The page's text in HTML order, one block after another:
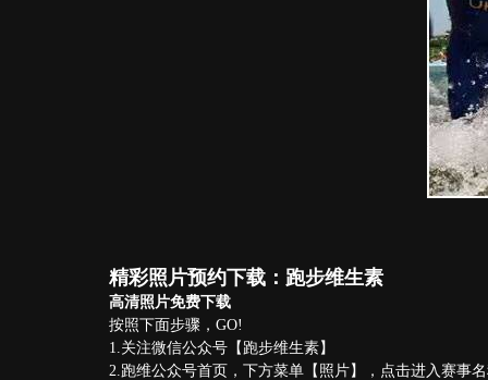
精彩照片预约下载：跑步维生素
高清照片免费下载
按照下面步骤，GO!
1.关注微信公众号【跑步维生素】
2.跑维公众号首页，下方菜单【照片】，点击进入赛事